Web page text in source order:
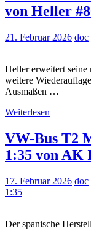
von Heller
21. Februar 2026 doc
Heller erweitert seine
weitere
Ausmaßen …
Weiterlesen
VW-Bus T2
1:35 von AK
17. Februar 2026 doc
1:35
Der spanische